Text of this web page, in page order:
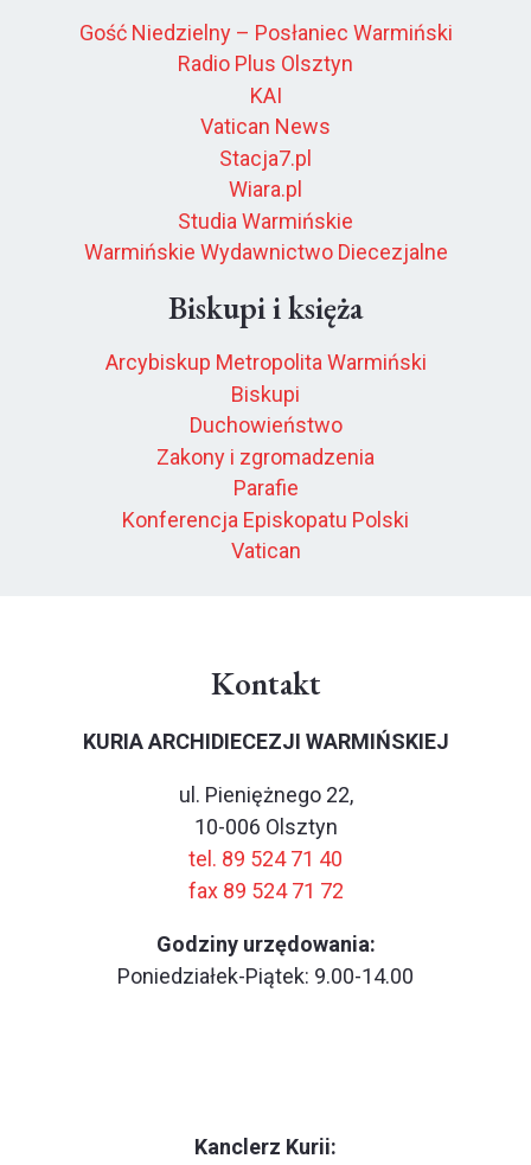
Gość Niedzielny – Posłaniec Warmiński
Radio Plus Olsztyn
KAI
Vatican News
Stacja7.pl
Wiara.pl
Studia Warmińskie
Warmińskie Wydawnictwo Diecezjalne
Biskupi i księża
Arcybiskup Metropolita Warmiński
Biskupi
Duchowieństwo
Zakony i zgromadzenia
Parafie
Konferencja Episkopatu Polski
Vatican
Kontakt
KURIA ARCHIDIECEZJI WARMIŃSKIEJ
ul. Pieniężnego 22,
10-006 Olsztyn
tel. 89 524 71 40
fax 89 524 71 72
Godziny urzędowania:
Poniedziałek-Piątek: 9.00-14.00
Kanclerz Kurii: